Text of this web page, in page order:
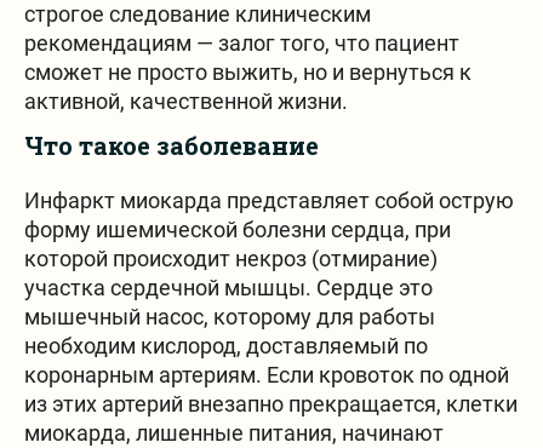
Поиск на сайте
строгое следование клиническим
рекомендациям — залог того, что пациент
сможет не просто выжить, но и вернуться к
активной, качественной жизни.
Что такое заболевание
Инфаркт миокарда представляет собой острую
форму ишемической болезни сердца, при
которой происходит некроз (отмирание)
участка сердечной мышцы. Сердце это
мышечный насос, которому для работы
необходим кислород, доставляемый по
коронарным артериям. Если кровоток по одной
из этих артерий внезапно прекращается, клетки
миокарда, лишенные питания, начинают